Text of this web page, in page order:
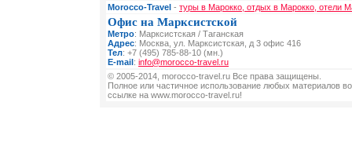
Morocco-Travel - туры в Марокко, отдых в Марокко, отели
Офис на Марксистской
Метро: Марксистская / Таганская
Адрес: Москва, ул. Марксистская, д 3 офис 416
Тел: +7 (495) 785-88-10 (мн.)
E-mail: info@morocco-travel.ru
© 2005-2014, morocco-travel.ru Все права защищены.
Полное или частичное использование любых материалов
ссылке на www.morocco-travel.ru!